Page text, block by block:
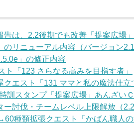
告は、2.2後期でも改善「提案広場
のリニューアル内容（バージョン2.1
」の修正内容
ト「123 さらなる高みを目指す者」
クエスト「131 ママと私の魔法仕立
訓スタンプ「提案広場」あんざい
ー討伐・チームレベル上限解放（2.2
種類拡張クエスト「かばん職人の